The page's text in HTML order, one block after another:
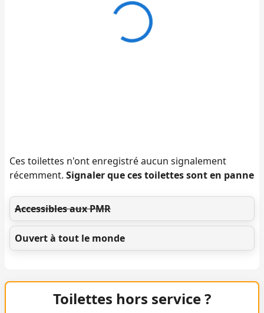
Ces toilettes n'ont enregistré aucun signalement
récemment. Signaler que ces toilettes sont en panne
Accessibles aux PMR
Ouvert à tout le monde
Toilettes hors service ?